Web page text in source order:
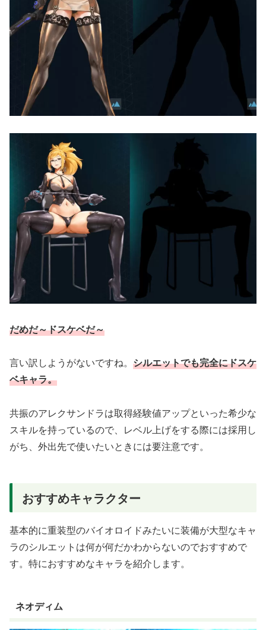
だめだ～ドスケベだ～
言い訳しようがないですね。 シルエットでも完全にドスケ
ベキャラ。
共振のアレクサンドラは取得経験値アップといった希少な
スキルを持っているので、レベル上げをする際には採用し
がち、外出先で使いたいときには要注意です。
おすすめキャラクター
基本的に重装型のバイオロイドみたいに装備が大型なキャ
ラのシルエットは何が何だかわからないのでおすすめで
す。特におすすめなキャラを紹介します。
ネオディム